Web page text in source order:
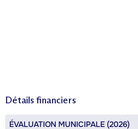
Détails financiers
ÉVALUATION MUNICIPALE (2026)